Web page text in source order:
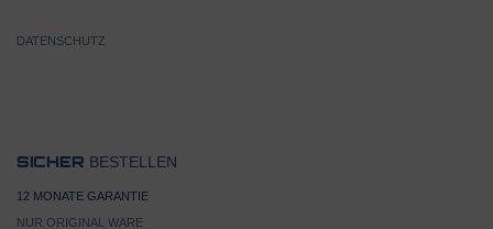
DATENSCHUTZ
SICHER BESTELLEN
12 MONATE GARANTIE
NUR ORIGINAL WARE